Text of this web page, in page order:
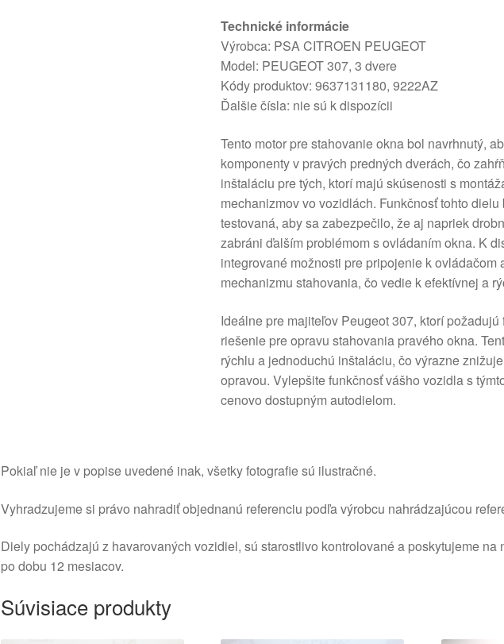
Technické informácie
Výrobca: PSA CITROEN PEUGEOT
Model: PEUGEOT 307, 3 dvere
Kódy produktov: 9637131180, 9222AZ
Ďalšie čísla: nie sú k dispozícii
Tento motor pre stahovanie okna bol navrhnutý,
komponenty v pravých predných dverách, čo
inštaláciu pre tých, ktorí majú skúsenosti s
mechanizmov vo vozidlách. Funkčnosť tohto
testovaná, aby sa zabezpečilo, že aj napriek
zabráni ďalším problémom s ovládaním okna. K
integrované možnosti pre pripojenie k ovládačom
mechanizmu stahovania, čo vedie k efektívnej a
Ideálne pre majiteľov Peugeot 307, ktorí
riešenie pre opravu stahovania pravého okna.
rýchlu a jednoduchú inštaláciu, čo výrazne
opravou. Vylepšite funkčnosť vášho vozidla s
cenovo dostupným autodielom.
Pokiaľ nie je v popise uvedené inak, všetky fotografie sú ilustračné.
Vyhradzujeme si právo nahradiť objednanú referenciu podľa výrobcu nahrádzajúcou
Diely pochádzajú z havarovaných vozidiel, sú starostlivo kontrolované a poskytujeme na
po dobu 12 mesiacov.
Súvisiace produkty